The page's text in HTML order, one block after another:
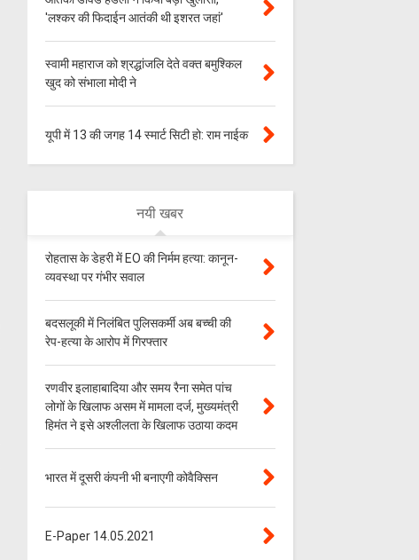
'लश्‍कर की फिदाईन आतंकी थी इशरत जहां'
स्वामी महाराज को श्रद्धांजलि देते वक्त बमुश्किल
खुद को संभाला मोदी ने
यूपी में 13 की जगह 14 स्मार्ट सिटी हो: राम नाईक
नयी खबर
रोहतास के डेहरी में EO की निर्मम हत्या: कानून-
व्यवस्था पर गंभीर सवाल
बदसलूकी में निलंबित पुलिसकर्मी अब बच्ची की
रेप-हत्या के आरोप में गिरफ्तार
रणवीर इलाहाबादिया और समय रैना समेत पांच
लोगों के खिलाफ असम में मामला दर्ज, मुख्यमंत्री
हिमंत ने इसे अश्लीलता के खिलाफ उठाया कदम
भारत में दूसरी कंपनी भी बनाएगी कोवैक्सिन
E-Paper 14.05.2021